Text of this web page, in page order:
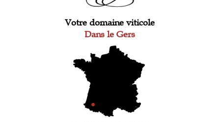
Votre domaine viticole
Dans le Gers